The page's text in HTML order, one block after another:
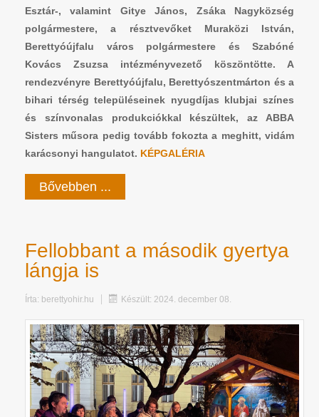
Esztár-, valamint Gitye János, Zsáka Nagyközség
polgármestere, a résztvevőket Muraközi István,
Berettyóújfalu város polgármestere és Szabóné
Kovács Zsuzsa intézményvezető köszöntötte. A
rendezvényre Berettyóújfalu, Berettyószentmárton és a
bihari térség településeinek nyugdíjas klubjai színes
és színvonalas produkciókkal készültek, az ABBA
Sisters műsora pedig tovább fokoztaa meghitt, vidám
karácsonyi hangulatot. KÉPGALÉRIA
Bővebben ...
Fellobbant a második gyertya
lángja is
Írta: berettyohir.hu Készült: 2024. december 08.